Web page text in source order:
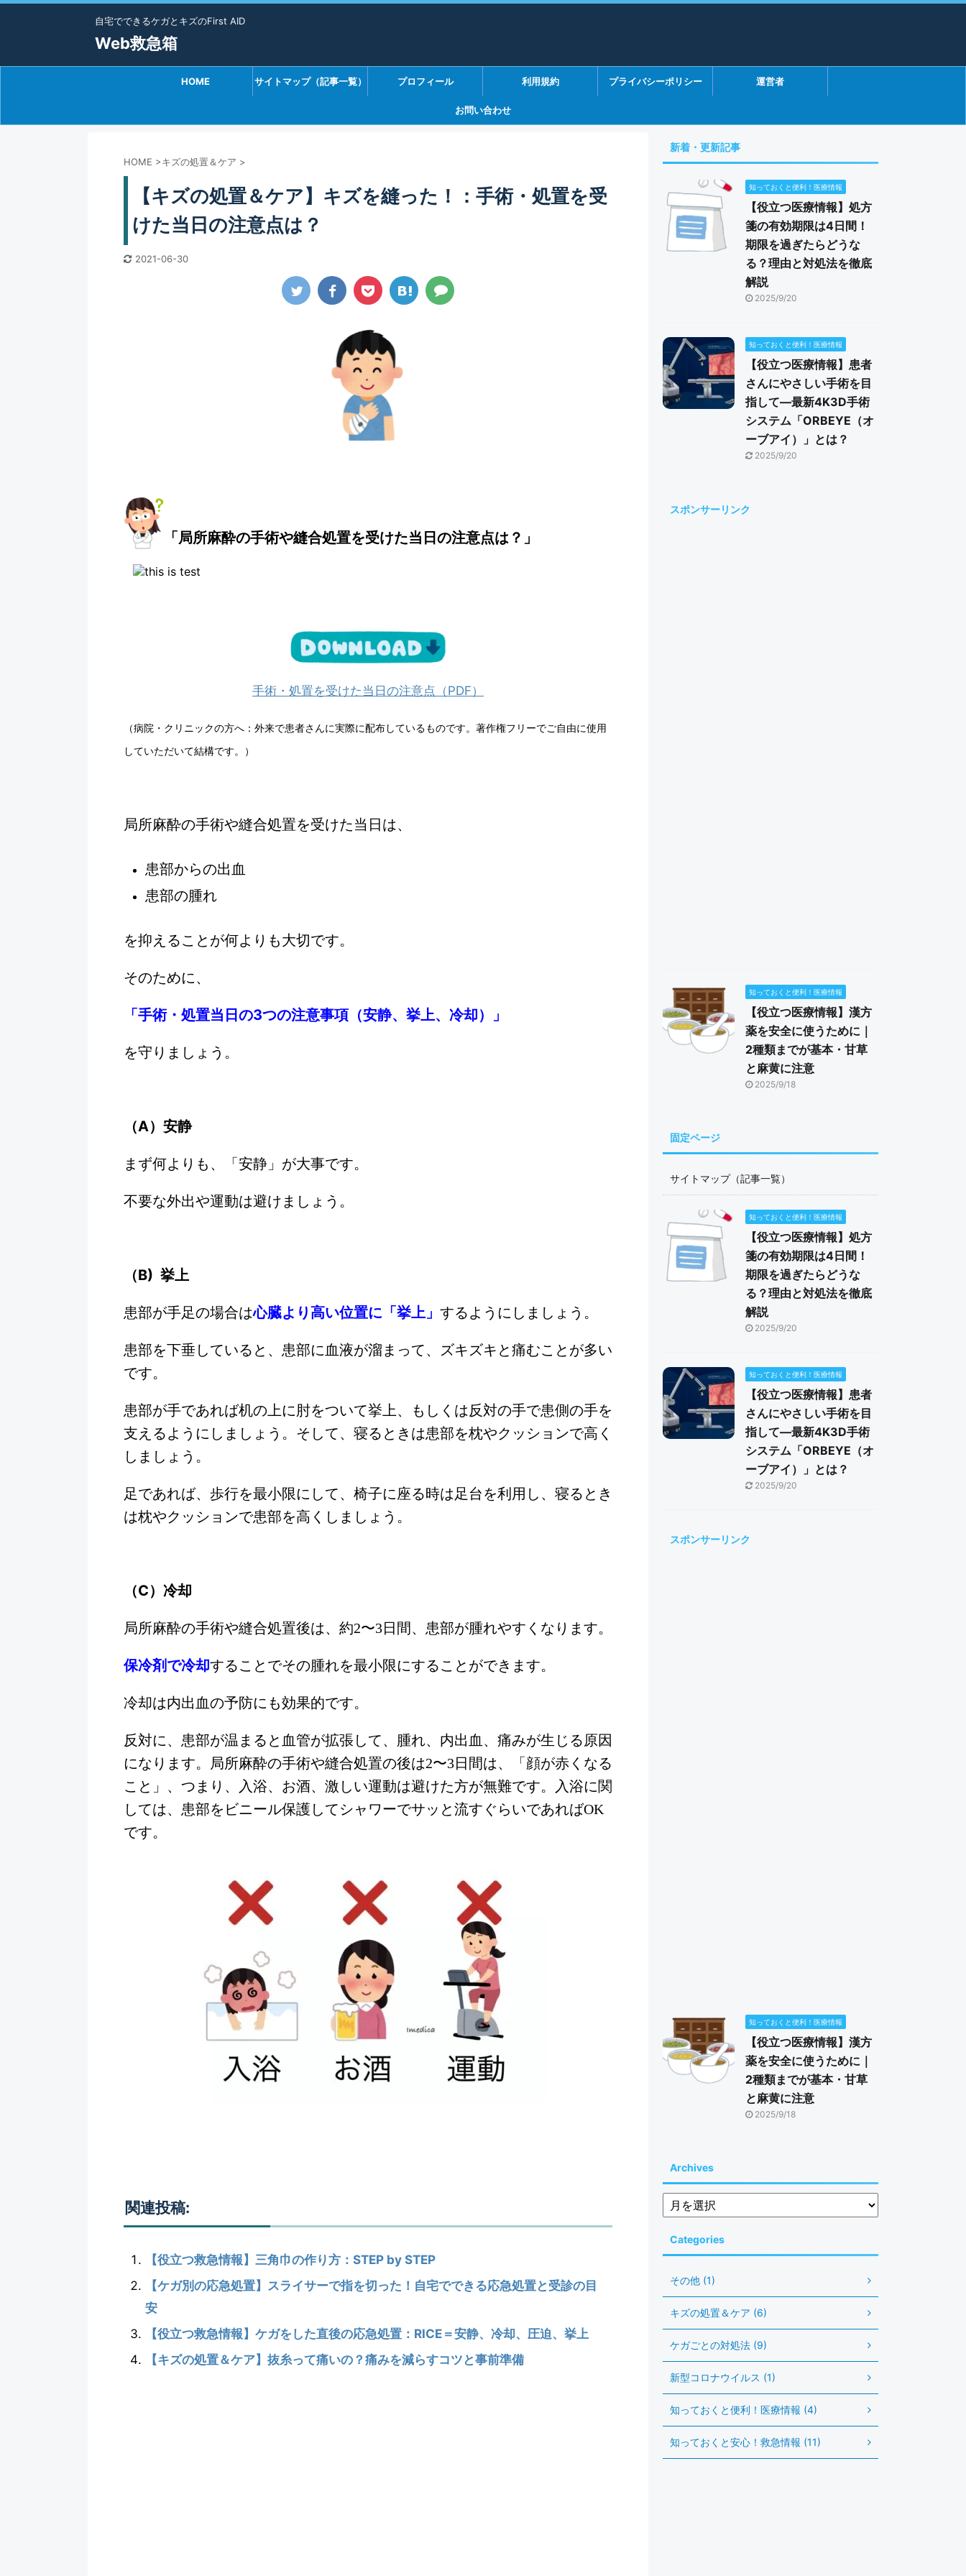
自宅でできるケガとキズのFirst AID
Web救急箱
HOME サイトマップ（記事一覧） プロフィール 利用規約 プライバシーポリシー 運営者
お問い合わせ
HOME >キズの処置＆ケア >
【キズの処置＆ケア】キズを縫った！：手術・処置を受
けた当日の注意点は？
2021-06-30
「局所麻酔の手術や縫合処置を受けた当日の注意点は？」
手術・処置を受けた当日の注意点（PDF）
（病院・クリニックの方へ：外来で患者さんに実際に配布しているものです。著作権フリーでご自由に使用
していただいて結構です。）
局所麻酔の手術や縫合処置を受けた当日は、
患部からの出血
患部の腫れ
を抑えることが何よりも大切です。
そのために、
「手術・処置当日の3つの注意事項（安静、挙上、冷却）」
を守りましょう。
（A）安静
まず何よりも、「安静」が大事です。
不要な外出や運動は避けましょう。
（B) 挙上
患部が手足の場合は心臓より高い位置に「挙上」 するようにしましょう。
患部を下垂していると、患部に血液が溜まって、ズキズキと痛むことが多い
です。
患部が手であれば机の上に肘をついて挙上、もしくは反対の手で患側の手を
支えるようにしましょう。そして、寝るときは患部を枕やクッションで高く
しましょう。
足であれば、歩行を最小限にして、椅子に座る時は足台を利用し、寝るとき
は枕やクッションで患部を高くしましょう。
（C）冷却
局所麻酔の手術や縫合処置後は、約2〜3日間、患部が腫れやすくなります。
保冷剤で冷却することでその腫れを最小限にすることができます。
冷却は内出血の予防にも効果的です。
反対に、患部が温まると血管が拡張して、腫れ、内出血、痛みが生じる原因
になります。局所麻酔の手術や縫合処置の後は2〜3日間は、「顔が赤くなる
こと」、つまり、入浴、お酒、激しい運動は避けた方が無難です。入浴に関
しては、患部をビニール保護してシャワーでサッと流すぐらいであればOK
です。
関連投稿:
【役立つ救急情報】三角巾の作り方：STEP by STEP
【ケガ別の応急処置】スライサーで指を切った！自宅でできる応急処置と受診の目
安
【役立つ救急情報】ケガをした直後の応急処置：RICE＝安静、冷却、圧迫、挙上
【キズの処置＆ケア】抜糸って痛いの？痛みを減らすコツと事前準備
新着・更新記事
知っておくと便利！医療情報
【役立つ医療情報】処方
箋の有効期限は4日間！
期限を過ぎたらどうな
る？理由と対処法を徹底
解説
2025/9/20
知っておくと便利！医療情報
【役立つ医療情報】患者
さんにやさしい手術を目
指して―最新4K3D手術
システム「ORBEYE（オ
ーブアイ）」とは？
2025/9/20
スポンサーリンク
知っておくと便利！医療情報
【役立つ医療情報】漢方
薬を安全に使うために｜
2種類までが基本・甘草
と麻黄に注意
2025/9/18
固定ページ
サイトマップ（記事一覧）
知っておくと便利！医療情報
【役立つ医療情報】処方
箋の有効期限は4日間！
期限を過ぎたらどうな
る？理由と対処法を徹底
解説
2025/9/20
知っておくと便利！医療情報
【役立つ医療情報】患者
さんにやさしい手術を目
指して―最新4K3D手術
システム「ORBEYE（オ
ーブアイ）」とは？
2025/9/20
スポンサーリンク
知っておくと便利！医療情報
【役立つ医療情報】漢方
薬を安全に使うために｜
2種類までが基本・甘草
と麻黄に注意
2025/9/18
Archives
Categories
その他 (1)
キズの処置＆ケア (6)
ケガごとの対処法 (9)
新型コロナウイルス (1)
知っておくと便利！医療情報 (4)
知っておくと安心！救急情報 (11)